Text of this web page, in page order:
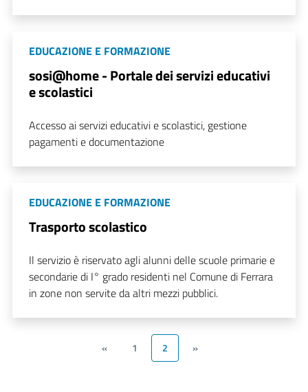
EDUCAZIONE E FORMAZIONE
sosi@home - Portale dei servizi educativi
e scolastici
Accesso ai servizi educativi e scolastici, gestione
pagamenti e documentazione
EDUCAZIONE E FORMAZIONE
Trasporto scolastico
Il servizio è riservato agli alunni delle scuole primarie e
secondarie di I° grado residenti nel Comune di Ferrara
in zone non servite da altri mezzi pubblici.
« 1 2 »